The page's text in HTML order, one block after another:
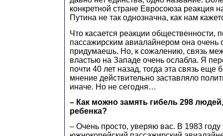
конкретной стране Евросоюза реакция
Путина не так однозначна, как нам
Что касается реакции общественности,
пассажирским авиалайнером она очень
придумаешь. Но, к сожалению, связь
властью на Западе очень ослабла. Я
почти 40 лет назад, тогда эта связь
мнение действительно заставляло
иначе. Но не сегодня…
– Как можно замять гибель 298
ребенка?
– Очень просто, уверяю вас. В 1983